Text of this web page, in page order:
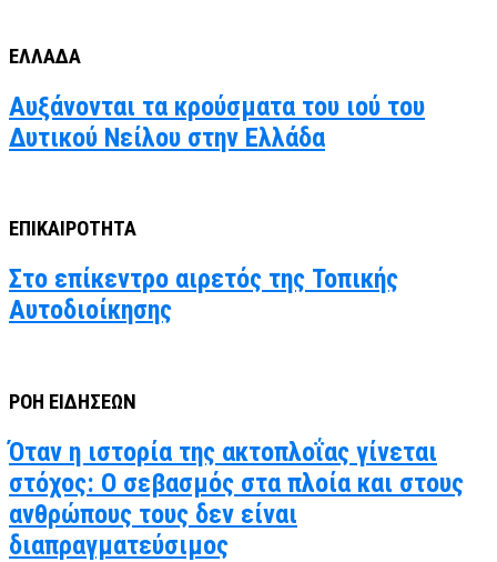
ΕΛΛΑΔΑ
Αυξάνονται τα κρούσματα του ιού του
Δυτικού Νείλου στην Ελλάδα
ΕΠΙΚΑΙΡΟΤΗΤΑ
Στο επίκεντρο αιρετός της Τοπικής
Αυτοδιοίκησης
ΡΟΗ ΕΙΔΗΣΕΩΝ
Όταν η ιστορία της ακτοπλοΐας γίνεται
στόχος: Ο σεβασμός στα πλοία και στους
ανθρώπους τους δεν είναι
διαπραγματεύσιμος